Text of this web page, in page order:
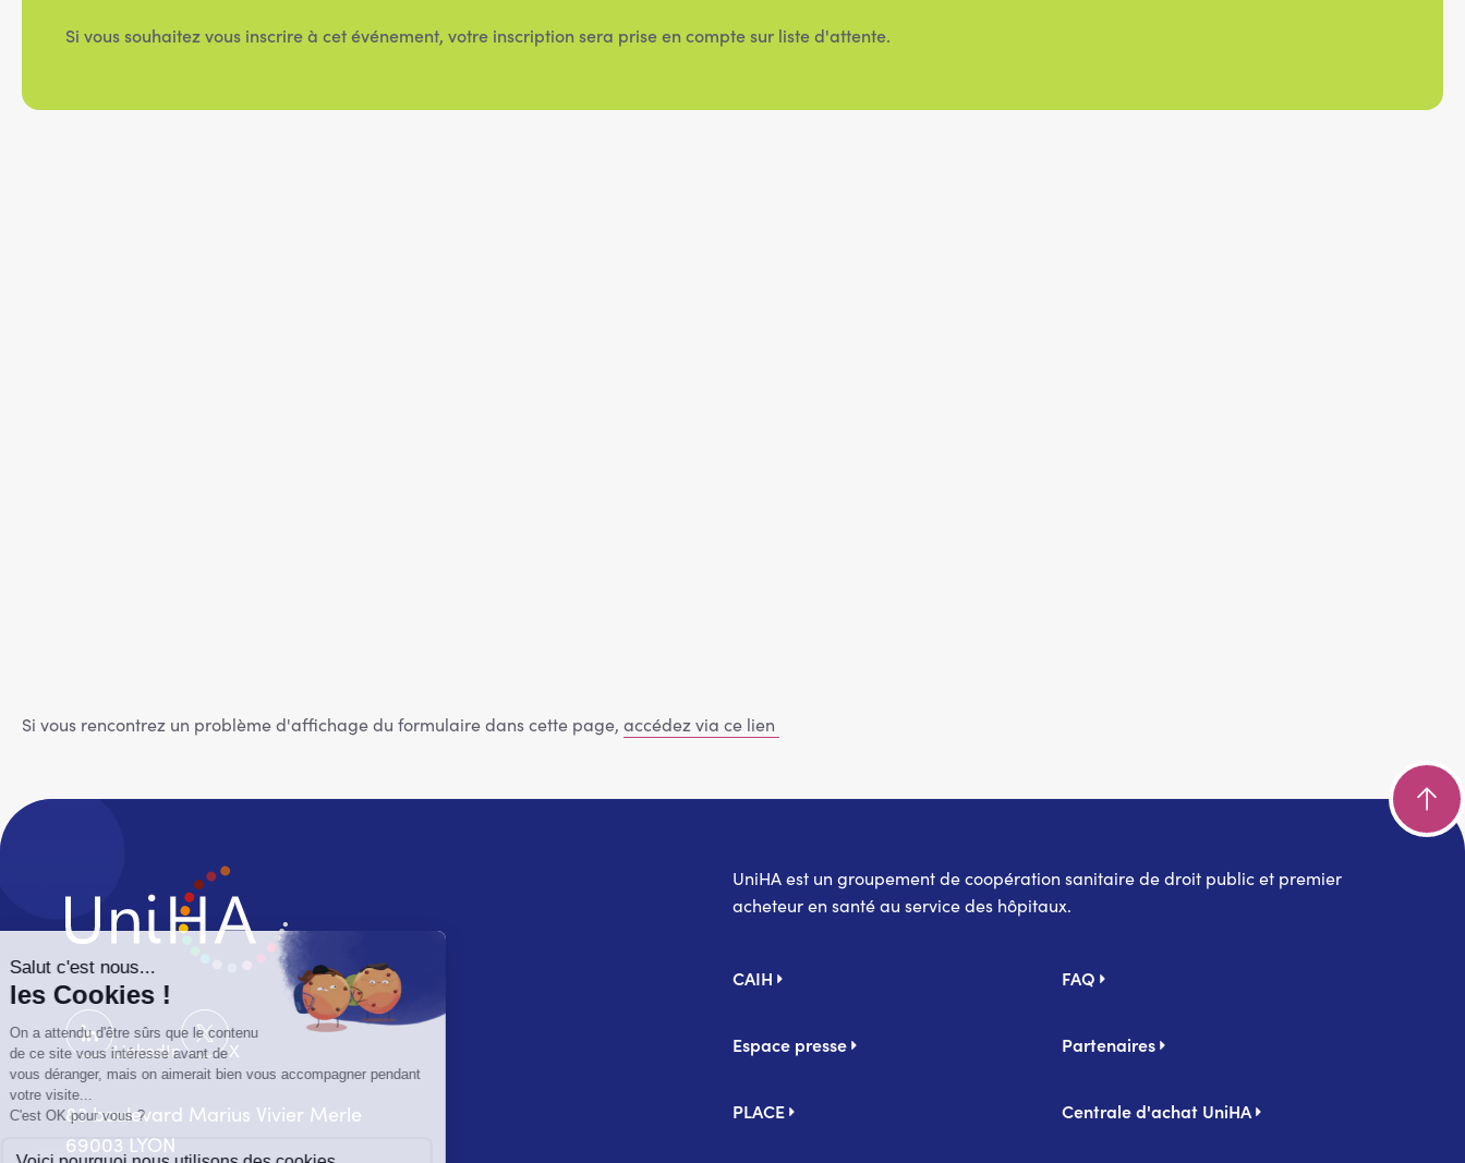
Si vous souhaitez vous inscrire à cet événement, votre inscription sera prise en compte sur liste d'attente.
Si vous rencontrez un problème d'affichage du formulaire dans cette page, accédez via ce lien
LinkedIn X
83 boulevard Marius Vivier Merle
69003 LYON
UniHA est un groupement de coopération sanitaire de droit public et premier
acheteur en santé au service des hôpitaux.
de
CAIH FAQ
Espace presse Partenaires
PLACE Centrale d'achat UniHA